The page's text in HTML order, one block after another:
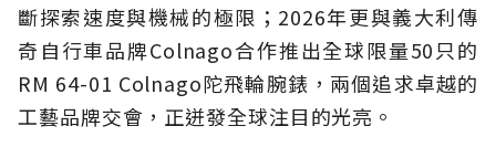
斷探索速度與機械的極限；2026年更與義大利傳
奇自行車品牌Colnago合作推出全球限量50只的
RM 64-01 Colnago陀飛輪腕錶，兩個追求卓越的
工藝品牌交會，正迸發全球注目的光亮。